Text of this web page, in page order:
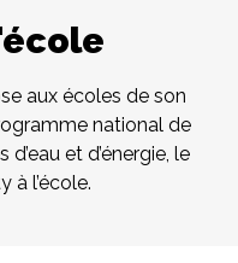
aux écoles de son
national de
et d’énergie, le
à l’école.